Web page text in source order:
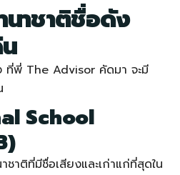
นาชาติชื่อดัง
ที่พี่ The Advisor คัดมา จะมี
School
ชาติที่มีชื่อเสียงและเก่าแก่ที่สุดใน